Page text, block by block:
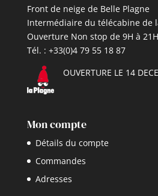
Front de neige de Belle Plagne
Intermédiaire du télécabine de
Ouverture Non stop de 9H à
Tél. : +33(0)4 79 55 18 87
OUVERTURE LE 14
Mon compte
Détails du compte
Commandes
Adresses